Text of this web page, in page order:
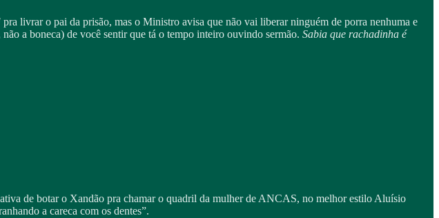
livrar o pai da prisão, mas o Ministro avisa que não vai liberar ninguém de porra nenhuma e
a boneca) de você sentir que tá o tempo inteiro ouvindo sermão. Sabia que rachadinha é
de botar o Xandão pra chamar o quadril da mulher de ANCAS, no melhor estilo Aluísio
a careca com os dentes”.